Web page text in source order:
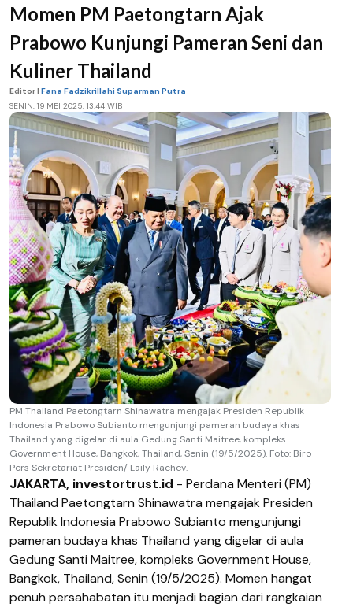
Momen PM Paetongtarn Ajak
Prabowo Kunjungi Pameran Seni dan
Kuliner Thailand
Editor | Fana Fadzikrillahi Suparman Putra
SENIN, 19 MEI 2025, 13.44 WIB
PM Thailand Paetongtarn Shinawatra mengajak Presiden Republik
Indonesia Prabowo Subianto mengunjungi pameran budaya khas
Thailand yang digelar di aula Gedung Santi Maitree, kompleks
Government House, Bangkok, Thailand, Senin (19/5/2025). Foto: Biro
Pers Sekretariat Presiden/ Laily Rachev.
JAKARTA, investortrust.id - Perdana Menteri (PM)
Thailand Paetongtarn Shinawatra mengajak Presiden
Republik Indonesia Prabowo Subianto mengunjungi
pameran budaya khas Thailand yang digelar di aula
Gedung Santi Maitree, kompleks Government House,
Bangkok, Thailand, Senin (19/5/2025). Momen hangat
penuh persahabatan itu menjadi bagian dari rangkaian